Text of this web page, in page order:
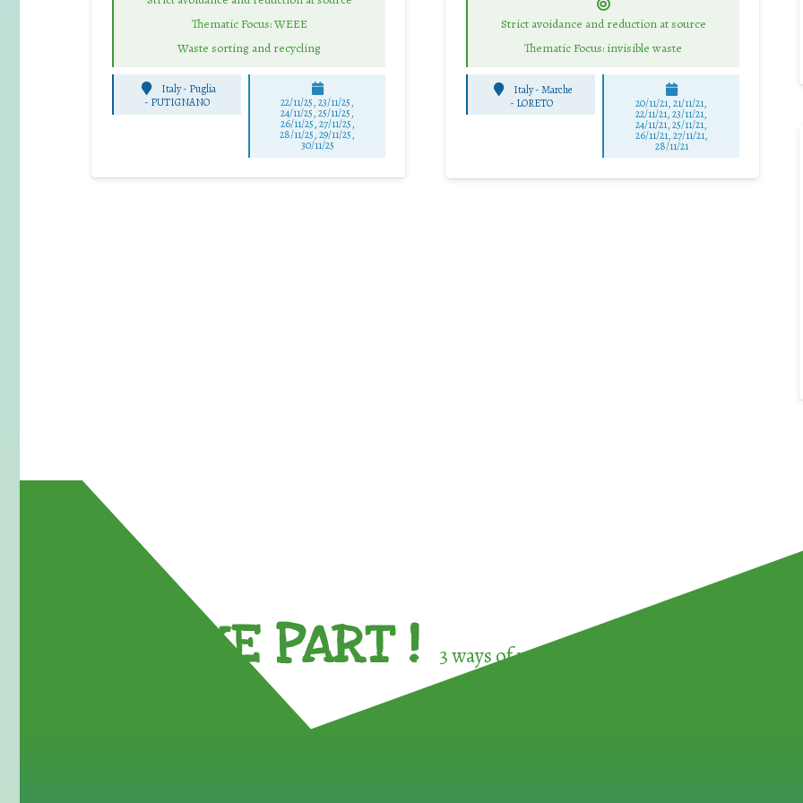
Thematic Focus: WEEE
Waste sorting and recycling
Italy - Puglia
- PUTIGNANO 22/11/25,23/11/25,
24/11/25,25/11/25,
26/11/25,27/11/25,
28/11/25,29/11/25,
30/11/25
Strict avoidance and reduction at source
Thematic Focus: invisible waste
Italy - Marche
- LORETO 20/11/21, 21/11/21,
22/11/21, 23/11/21,
24/11/21, 25/11/21,
26/11/21, 27/11/21,
28/11/21
TAKE PART ! 3 ways of participating in the